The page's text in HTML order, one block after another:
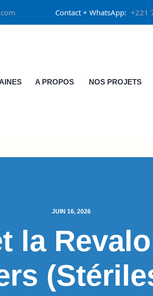
Contact + WhatsApp: +221
A PROPOS NOS PROJETS
JUIN 16, 2026
la